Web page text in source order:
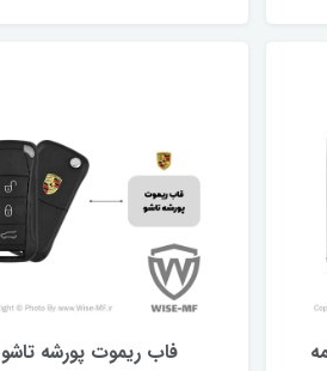
فاب ریموت پورشه تاشو